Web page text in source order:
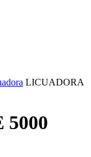
LICUADORA